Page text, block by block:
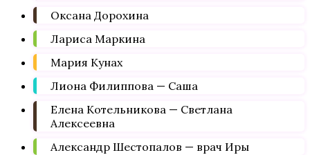
Оксана Дорохина
Лариса Маркина
Мария Кунах
Лиона Филиппова — Саша
Елена Котельникова — Светлана
Алексеевна
Александр Шестопалов — врач Иры